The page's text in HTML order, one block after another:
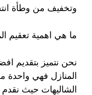
وتخفيف من وطأة
ما هي اهمية تعقيم
نحن نتميز بتقديم
المنازل فهي واحدة
الشاليهات حيث نقدم